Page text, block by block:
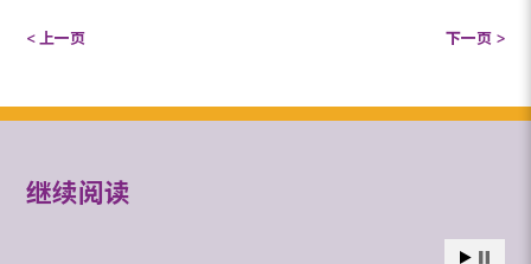
< 上一页 下一页 >
继续阅读